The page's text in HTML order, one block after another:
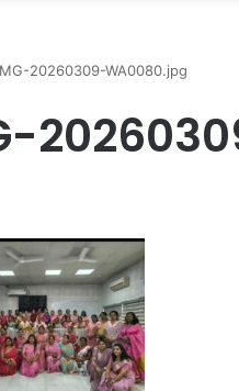
20260309-WA0080.jpg